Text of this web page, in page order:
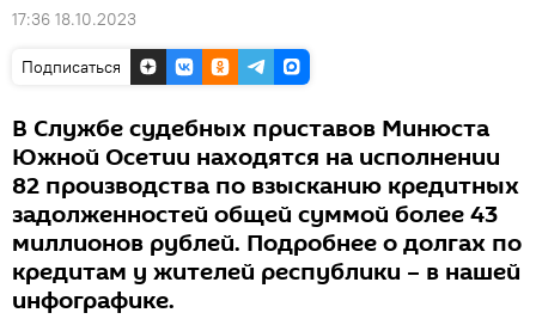
17:36 18.10.2023
Подписаться
В Службе судебных приставов Минюста
Южной Осетии находятся на исполнении
82 производства по взысканию кредитных
задолженностей общей суммой более 43
миллионов рублей. Подробнее о долгах по
кредитам у жителей республики – в нашей
инфографике.